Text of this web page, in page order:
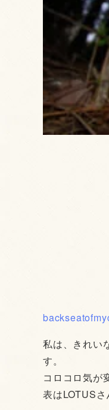
私は、きれい
す。
コロコロ気が
表はLOTUS